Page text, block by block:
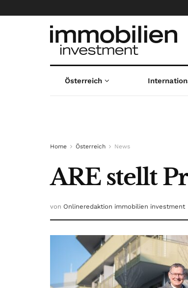
Österreich
Home Österreich News
ARE stellt
von Onlineredaktion immobilien investment